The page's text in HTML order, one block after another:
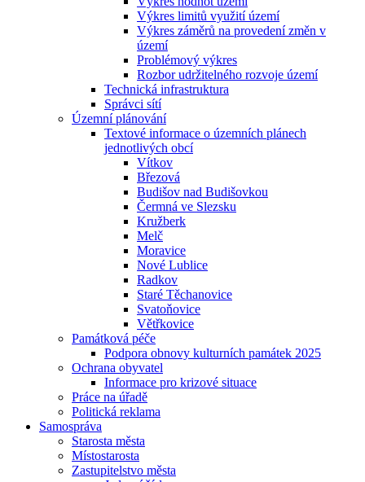
Výkres limitů využití území
Výkres záměrů na provedení změn v
území
Problémový výkres
Rozbor udržitelného rozvoje území
Technická infrastruktura
Správci sítí
Územní plánování
Textové informace o územních plánech
jednotlivých obcí
Vítkov
Březová
Budišov nad Budišovkou
Čermná ve Slezsku
Kružberk
Melč
Moravice
Nové Lublice
Radkov
Staré Těchanovice
Svatoňovice
Větřkovice
Památková péče
Podpora obnovy kulturních památek 2025
Ochrana obyvatel
Informace pro krizové situace
Práce na úřadě
Politická reklama
Samospráva
Starosta města
Místostarosta
Zastupitelstvo města